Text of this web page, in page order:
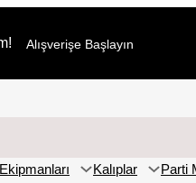
Alışverişe Başlayın
Kalıplar Parti